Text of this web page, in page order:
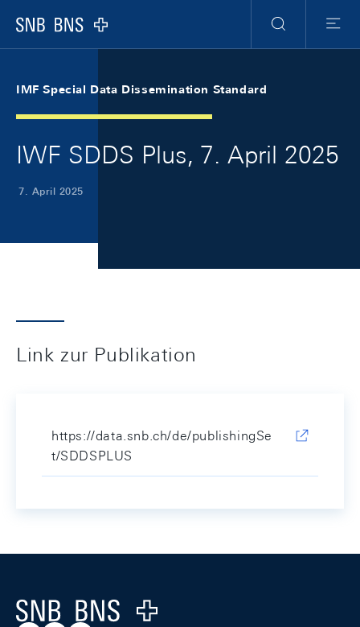
Logo
Suche
Menu
IMF Special Data Dissemination Standard
IWF SDDS Plus, 7. April 2025
7. April 2025
Link zur Publikation
https://data.snb.ch/de/publishingSe
t/SDDSPLUS
Logo